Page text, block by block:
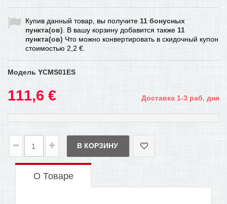
Купив данный товар, вы получите 11 бонусных
пункта(ов) . В вашу корзину добавится также 11
пункта(ов) Что можно конвертировать в скидочный купон
стоимостью 2,2 €
Модель YCMS01ES
111,6 € Доставка 1-3 раб. дня
В КОРЗИНУ
О Товаре